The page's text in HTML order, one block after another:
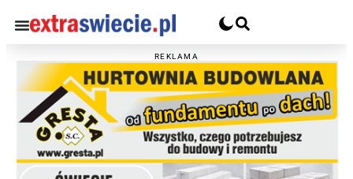
REKLAMA